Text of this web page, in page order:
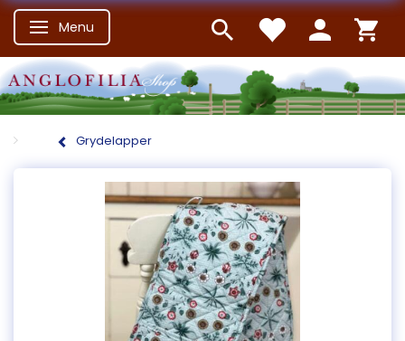
Skifte navigation
Menu
Grydelapper